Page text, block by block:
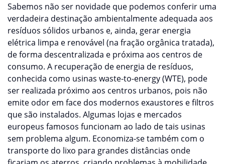
Sabemos não ser novidade que podemos conferir uma
verdadeira destinação ambientalmente adequada aos
resíduos sólidos urbanos e, ainda, gerar energia
elétrica limpa e renovável (na fração orgânica tratada),
de forma descentralizada e próxima aos centros de
consumo. A recuperação de energia de resíduos,
conhecida como usinas waste-to-energy (WTE), pode
ser realizada próximo aos centros urbanos, pois não
emite odor em face dos modernos exaustores e filtros
que são instalados. Algumas lojas e mercados
europeus famosos funcionam ao lado de tais usinas
sem problema algum. Economiza-se também com o
transporte do lixo para grandes distâncias onde